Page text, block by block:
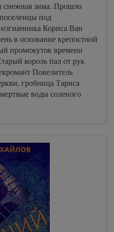
снежная зима. Прошло
под
Кориса Ван
в основание крепостной
промежуток времени
король пал от рук
Повелитель
гробница Тариса
воды соленого